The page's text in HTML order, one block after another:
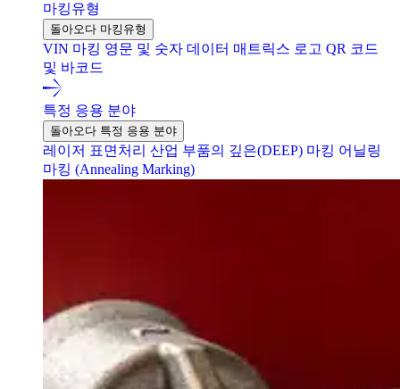
마킹유형
돌아오다 마킹유형
VIN 마킹 영문 및 숫자 데이터 매트릭스 로고 QR 코드
및 바코드
특정 응용 분야
돌아오다 특정 응용 분야
레이저 표면처리 산업 부품의 깊은(DEEP) 마킹 어닐링
마킹 (Annealing Marking)